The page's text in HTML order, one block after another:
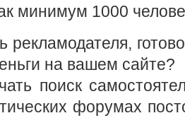
минимум 1000
рекламодателя,
на вашем сайте?
поиск
форумах